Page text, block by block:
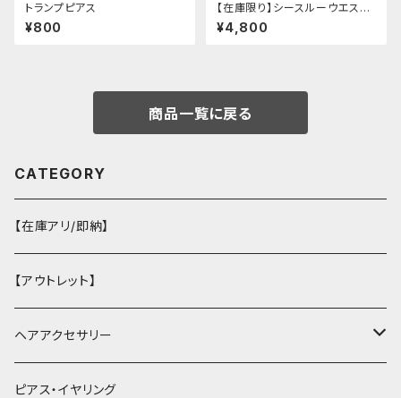
トランプピアス
¥800
【在庫限り】シースルーウエスト
ベルトワンピースセットアップ（ラ
イトピンク：Lサイズ
¥4,800
商品一覧に戻る
CATEGORY
【在庫アリ/即納】
【アウトレット】
ヘアアクセサリー
ヘアクリップ
ピアス・イヤリング